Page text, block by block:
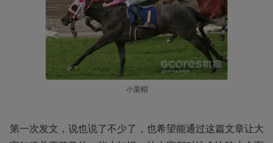
小栗帽
第一次发文，说也说了不少了，也希望能通过这篇文章让大